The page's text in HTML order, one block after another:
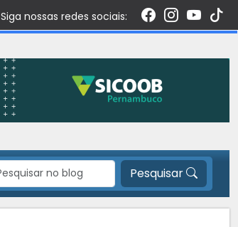
Siga nossas redes sociais:
Pesquisar